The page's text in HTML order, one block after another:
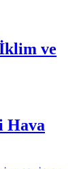
ve
Hava